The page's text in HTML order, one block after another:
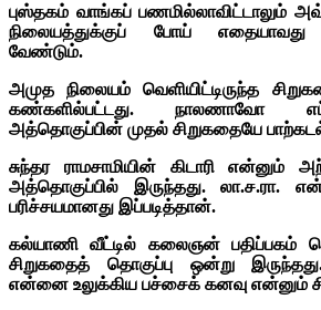
புஸ்தகம் வாங்கப் பணமில்லாவிட்டாலும்
நிலையத்துக்குப் போய் எதையாவது
வேண்டும்.
அமுத நிலையம் வெளியிட்டிருந்த
கண்களில்பட்டது. நாலணாவோ
அத்தொகுப்பின் முதல் சிறுகதையே
சுந்தர ராமசாமியின் கிடாரி என்னும்
அத்தொகுப்பில் இருந்தது. லா.ச.ரா.
பரிச்சயமானது இப்படித்தான்.
கல்யாணி வீட்டில் கலைஞன் பதிப்பகம்
சிறுகதைத் தொகுப்பு ஒன்று
என்னை உலுக்கிய பச்சைக் கனவு என்னும்